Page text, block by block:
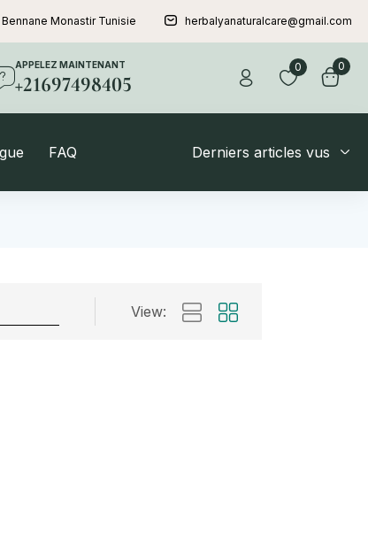
Bennane Monastir Tunisie herbalyanaturalcare@gmail.com
APPELEZ MAINTENANT
+21697498405
0 0
FAQ Derniers articles vus
View: